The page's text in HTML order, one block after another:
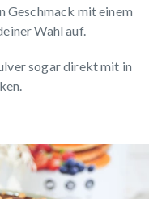
Geschmack mit einem
Wahl auf.
sogar direkt mit in